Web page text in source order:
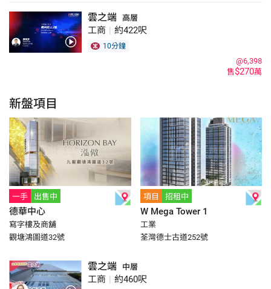
雲之端 高層
工商 | 約422呎
10分鐘
售$270萬
@6,398
新盤項目
一手 出售中
德華中心
寫字樓及商舖
觀塘鴻圖道32號
項目 招租中
W Mega Tower 1
工業
荃灣德士古道252號
雲之端 中層
工商 約460呎